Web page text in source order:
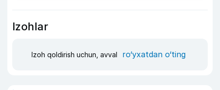
Izohlar
Izoh qoldirish uchun, avval ro‘yxatdan o‘ting